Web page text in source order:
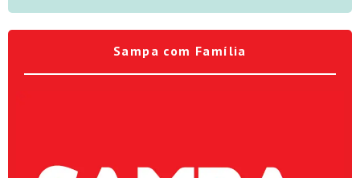
Sampa com Família